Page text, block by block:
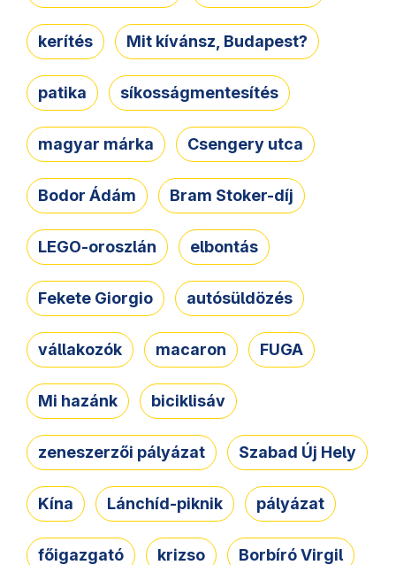
kerítés Mit kívánsz, Budapest?
patika síkosságmentesítés
magyar márka Csengery utca
Bodor Ádám Bram Stoker-díj
LEGO-oroszlán elbontás
Fekete Giorgio autósüldözés
vállakozók macaron FUGA
Mi hazánk biciklisáv
zeneszerzői pályázat Szabad Új Hely
Kína Lánchíd-piknik pályázat
főigazgató krizso Borbíró Virgil